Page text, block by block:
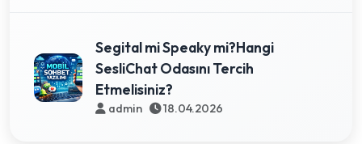
Segital mi Speaky mi?Hangi
SesliChat Odasını Tercih
Etmelisiniz?
admin 18.04.2026